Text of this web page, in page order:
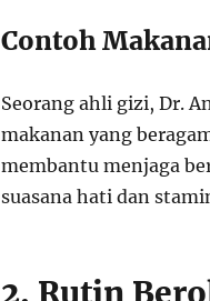
Contoh
Seorang ahli gizi, Dr.
makanan yang
membantu menjaga
suasana hati dan